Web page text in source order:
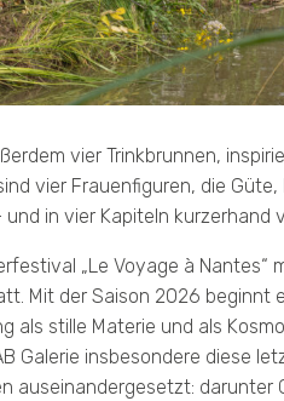
vier Trinkbrunnen,
vier Frauenfiguren, die
und in vier Kapiteln kurzerhand
„Le Voyage à
Mit der Saison 2026 beginnt
als stille Materie und als
Galerie insbesondere diese
auseinandergesetzt: darunter